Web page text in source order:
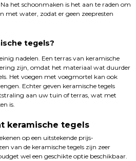
het schoonmaken is het aan te raden om
met water, zodat er geen zeepresten
tegels?
nadelen. Een terras van keramische
zijn, omdat het materiaal wat duurder
Het voegen met voegmortel kan ook
Echter geven keramische tegels
aan uw tuin of terras, wat met
is.
keramische tegels
op een uitstekende prijs-
van de keramische tegels zijn zeer
wel een geschikte optie beschikbaar.